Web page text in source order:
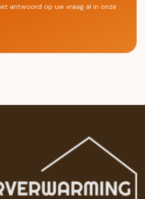
antwoord op uw vraag al in onze